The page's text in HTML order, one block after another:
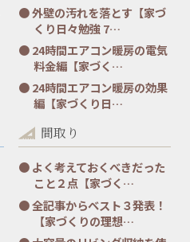
外壁の汚れを落とす【家づ
くり日々勉強 7…
24時間エアコン暖房の電気
料金編【家づく…
24時間エアコン暖房の効果
編【家づくり日…
間取り
よく考えておくべきだった
こと２点【家づく…
全記事からベスト３発表！
【家づくりの理想…